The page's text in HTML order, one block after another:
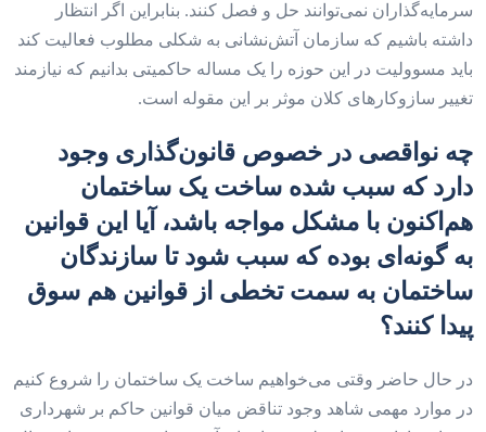
سرمایه‌گذاران نمی‌توانند حل و فصل کنند. بنابراین اگر انتظار
داشته باشیم که سازمان آتش‌‌‌نشانی به شکلی مطلوب فعالیت کند
باید مسوولیت در این حوزه را یک مساله حاکمیتی بدانیم که نیازمند
تغییر ‌سازوکارهای کلان موثر بر این مقوله است.
چه نواقصی در خصوص قانون‌گذاری وجود
دارد که سبب شده ساخت یک ساختمان
هم‌اکنون با مشکل مواجه باشد، آیا این قوانین
به گونه‌ای بوده که سبب شود تا سازندگان
ساختمان به سمت تخطی از قوانین هم سوق
پیدا کنند؟
در حال حاضر وقتی می‌‌‌خواهیم ساخت یک ساختمان را شروع کنیم
در موارد مهمی شاهد وجود تناقض میان قوانین حاکم بر شهرداری